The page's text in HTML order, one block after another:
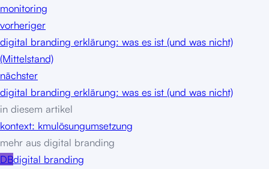
monitoring
vorheriger
digital branding erklärung: was es ist (und was nicht)
(Mittelstand)
nächster
digital branding erklärung: was es ist (und was nicht)
in diesem artikel
kontext: kmulösungumsetzung
mehr aus digital branding
DBdigital branding